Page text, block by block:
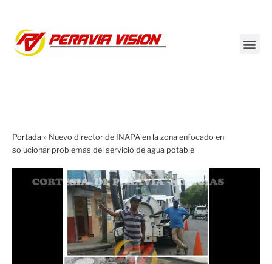
Portada » Nuevo director de INAPA en la zona enfocado en
solucionar problemas del servicio de agua potable